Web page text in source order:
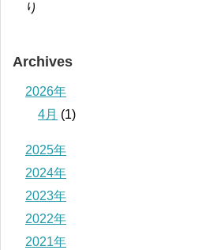
り
Archives
2026年
4月 (1)
2025年
2024年
2023年
2022年
2021年